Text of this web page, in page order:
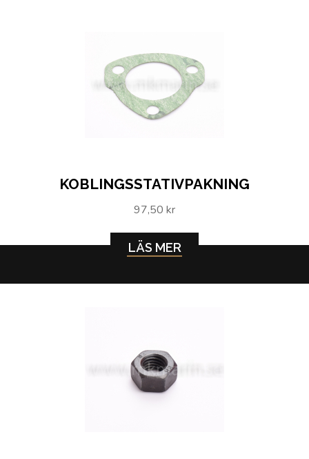
KOBLINGSSTATIVPAKNING
97,50 kr
LÄS MER